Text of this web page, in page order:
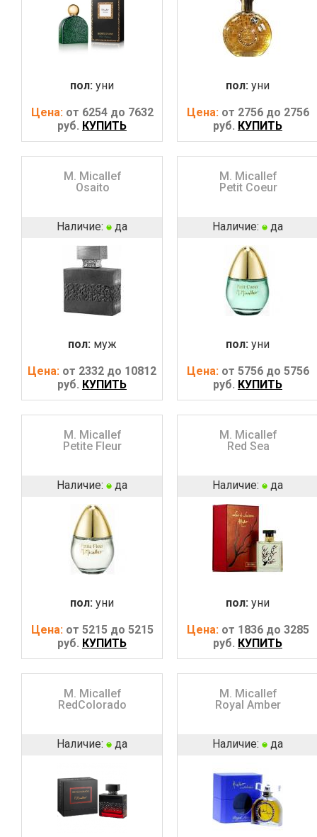
пол: уни
Цена: от 6254 до 7632
руб. КУПИТЬ
пол: уни
Цена: от 2756 до 2756
руб. КУПИТЬ
M. Micallef
Osaito
Наличие: да
пол:муж
Цена: от 2332 до 10812
руб. КУПИТЬ
M. Micallef
Petit Coeur
Наличие: да
пол: уни
Цена: от 5756 до 5756
руб. КУПИТЬ
M. Micallef
Petite Fleur
Наличие: да
пол: уни
Цена: от 5215 до 5215
руб. КУПИТЬ
M. Micallef
Red Sea
Наличие: да
пол: уни
Цена: от 1836 до 3285
руб. КУПИТЬ
M. Micallef
RedColorado
Наличие: да
M. Micallef
Royal Amber
Наличие: да